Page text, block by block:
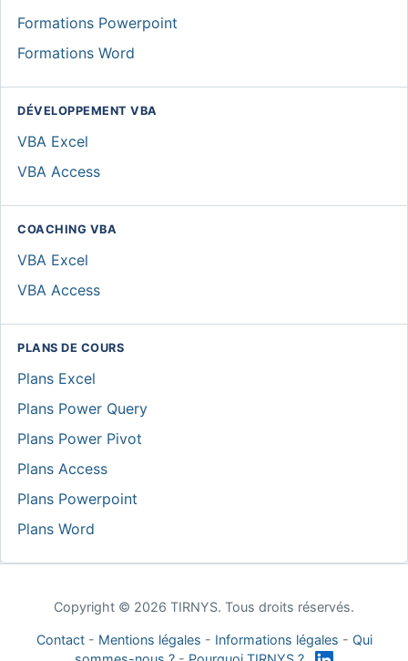
Formations Powerpoint
Formations Word
DÉVELOPPEMENT VBA
VBA Excel
VBA Access
COACHING VBA
VBA Excel
VBA Access
PLANS DE COURS
Plans Excel
Plans Power Query
Plans Power Pivot
Plans Access
Plans Powerpoint
Plans Word
Copyright © 2026 TIRNYS. Tous droits réservés.
Contact- Mentions légales - Informations légales - Qui